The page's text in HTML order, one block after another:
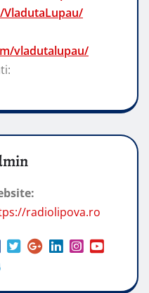
vladutalupau/
radiolipova.ro